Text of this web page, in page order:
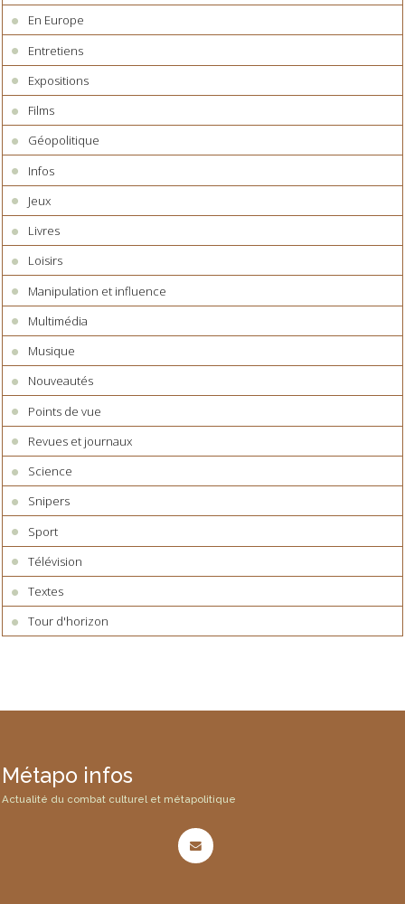
En Europe
Entretiens
Expositions
Films
Géopolitique
Infos
Jeux
Livres
Loisirs
Manipulation et influence
Multimédia
Musique
Nouveautés
Points de vue
Revues et journaux
Science
Snipers
Sport
Télévision
Textes
Tour d'horizon
Métapo infos
Actualité du combat culturel et métapolitique